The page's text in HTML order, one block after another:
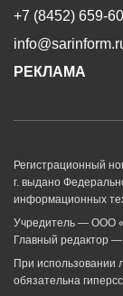
+7 (8452) 659-
РЕКЛАМА
Регистрационный
г. выдано
информационных
Учредитель — ООО
Главный редактор
При
обязательна